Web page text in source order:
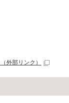
（外部リンク）